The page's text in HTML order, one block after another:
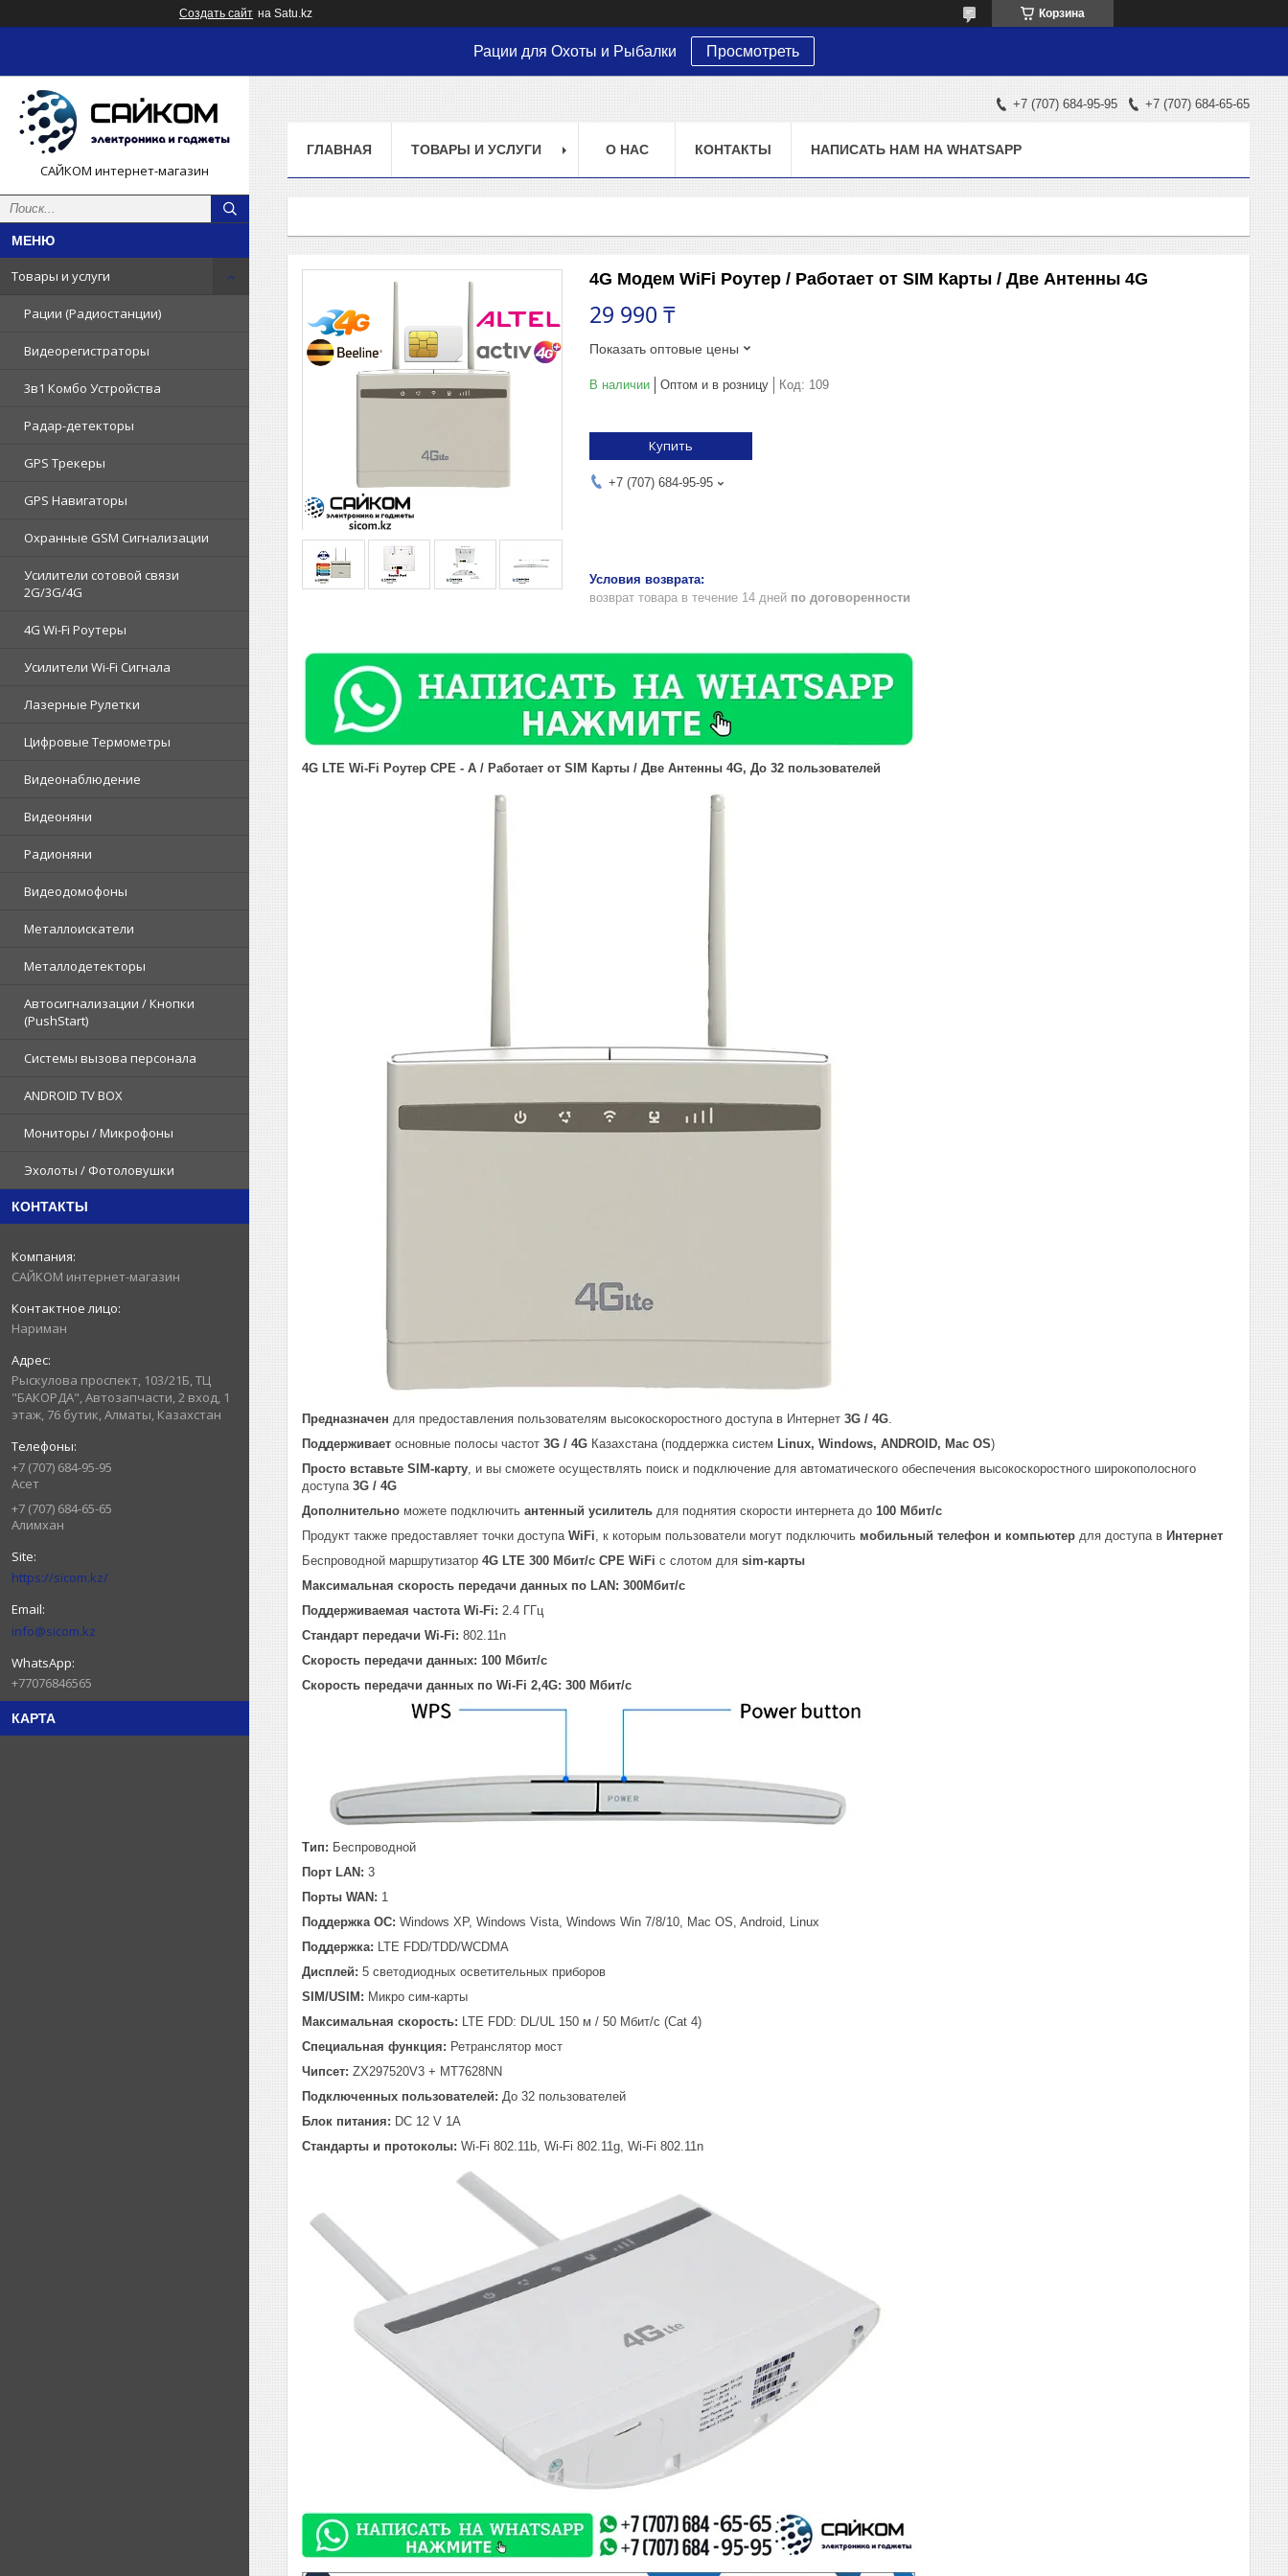
Создать сайт на Satu.kz Корзина
Рации для Охоты и Рыбалки Просмотреть
САЙКОМ интернет-магазин
Товары и услуги
Рации (Радиостанции)
Видеорегистраторы
3в1 Комбо Устройства
Радар-детекторы
GPS Трекеры
GPS Навигаторы
Охранные GSM Сигнализации
Усилители сотовой связи
2G/3G/4G
4G Wi-Fi Роутеры
Усилители Wi-Fi Сигнала
Лазерные Рулетки
Цифровые Термометры
Видеонаблюдение
Видеоняни
Радионяни
Видеодомофоны
Металлоискатели
Металлодетекторы
Автосигнализации / Кнопки
(PushStart)
Системы вызова персонала
ANDROID TV BOX
Мониторы / Микрофоны
Эхолоты / Фотоловушки
КОНТАКТЫ
САЙКОМ интернет-магазин
Нариман
Рыскулова проспект, 103/21Б, ТЦ
"БАКОРДА", Автозапчасти, 2 вход, 1
этаж, 76 бутик, Алматы, Казахстан
+7 (707) 684-95-95
Асет
+7 (707) 684-65-65
Алимхан
https://sicom.kz/
info@sicom.kz
+77076846565
КАРТА
+7 (707) 684-95-95 +7 (707) 684-65-65
ГЛАВНАЯ ТОВАРЫ И УСЛУГИ О НАС КОНТАКТЫ НАПИСАТЬ НАМ НА WHATSAPP
4G Модем WiFi Роутер / Работает от SIM Карты / Две Антенны 4G
29 990 ₸
Показать оптовые цены
В наличии Оптом и в розницу Код: 109
Купить
+7 (707) 684-95-95
возврат товара в течение 14 дней по договоренности
4G LTE Wi-Fi Роутер CPE - A / Работает от SIM Карты / Две Антенны 4G, До 32 пользователей
П редназначен для предоставления пользователям высокоскоростного доступа в Интернет 3G / 4G
Поддерживает основные полосы частот 3G / 4G Казахстана (поддержка систем Linux, Windows, ANDROID, Mac OS)
Просто вставьте SIM-карту , и вы сможете осуществлять поиск и подключение для автоматического обеспечения высокоскоростного широкополосного
доступа 3G / 4G
Дополнительно можете подключить антенный усилитель для поднятия скорости интернета до 100 Мбит/с
Продукт также предоставляет точки доступа WiFi , к которым пользователи могут подключить мобильный телефон и компьютер для доступа в Интернет
Беспроводной маршрутизатор 4G LTE 300 Мбит/с CPE WiFi с слотом для sim-карты
Максимальная скорость передачи данных по LAN: 300Мбит/с
Поддерживаемая частота Wi-Fi: 2.4 ГГц
Стандарт передачи Wi-Fi: 802.11n
Скорость передачи данных: 100 Мбит/с
Скорость передачи данных по Wi-Fi 2,4G: 300 Мбит/с
Тип: Беспроводной
Порт LAN: 3
Порты WAN: 1
Поддержка ОС: Windows XP, Windows Vista, Windows Win 7/8/10, Mac OS, Android, Linux
Поддержка: LTE FDD/TDD/WCDMA
Дисплей: 5 светодиодных осветительных приборов
SIM/USIM: Микро сим-карты
Максимальная скорость: LTE FDD: DL/UL 150 м / 50 Мбит/с (Cat 4)
Специальная функция: Ретранслятор мост
Чипсет: ZX297520V3 + MT7628NN
Подключенных пользователей: До 32 пользователей
Блок питания: DC 12 V 1A
Стандарты и протоколы: Wi-Fi 802.11b, Wi-Fi 802.11g, Wi-Fi 802.11n